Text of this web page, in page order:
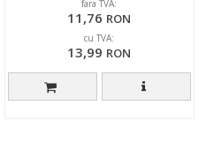
fara TVA:
11,76 RON
cu TVA:
13,99 RON